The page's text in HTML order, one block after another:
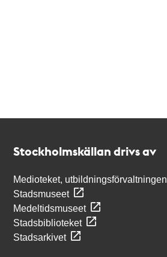
Stockholmskällan drivs av
Medioteket, utbildningsförvaltningen
Stadsmuseet
Medeltidsmuseet
Stadsbiblioteket
Stadsarkivet